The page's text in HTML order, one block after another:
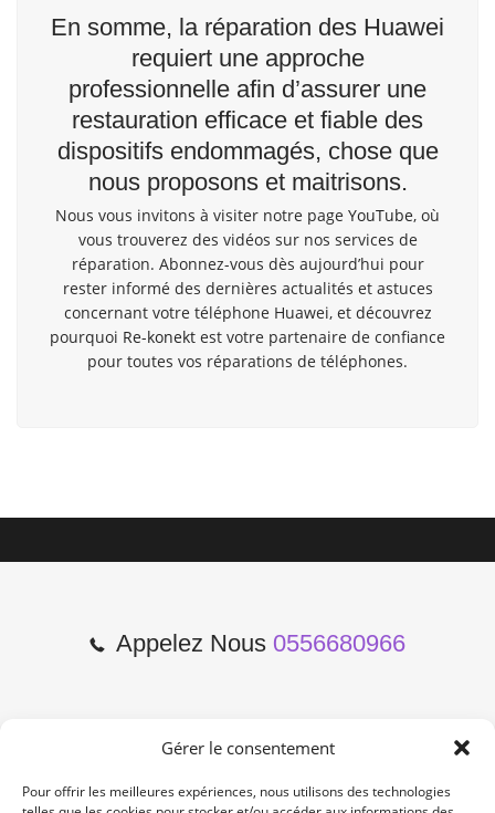
Gérer le consentement
Pour offrir les meilleures expériences, nous utilisons des technologies
En somme, la réparation des Huawei
requiert une approche
professionnelle afin d’assurer une
restauration efficace et fiable des
dispositifs endommagés, chose que
nous proposons et maitrisons.
Nous vous invitons à visiter notre page YouTube, où
vous trouverez des vidéos sur nos services de
réparation. Abonnez-vous dès aujourd’hui pour
rester informé des dernières actualités et astuces
concernant votre téléphone Huawei, et découvrez
pourquoi Re-konekt est votre partenaire de confiance
pour toutes vos réparations de téléphones.
Appelez Nous 0556680966
2 Cours de l'Yser 33800
Bordeaux